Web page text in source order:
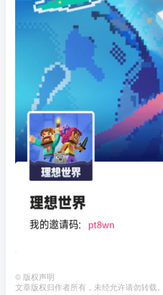
© 版权声明
文章版权归作者所有，未经允许请勿转载。